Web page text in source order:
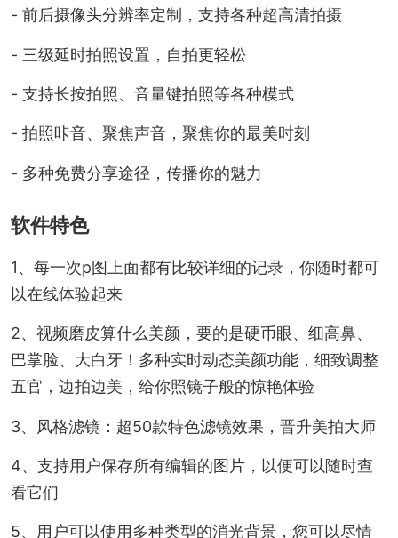
- 前后摄像头分辨率定制，支持各种超高清拍摄
- 三级延时拍照设置，自拍更轻松
- 支持长按拍照、音量键拍照等各种模式
- 拍照咔音、聚焦声音，聚焦你的最美时刻
- 多种免费分享途径，传播你的魅力
软件特色
1、每一次p图上面都有比较详细的记录，你随时都可
以在线体验起来
2、视频磨皮算什么美颜，要的是硬币眼、细高鼻、
巴掌脸、大白牙！多种实时动态美颜功能，细致调整
五官，边拍边美，给你照镜子般的惊艳体验
3、风格滤镜：超50款特色滤镜效果，晋升美拍大师
4、支持用户保存所有编辑的图片，以便可以随时查
看它们
5、用户可以使用多种类型的消光背景，您可以尽情